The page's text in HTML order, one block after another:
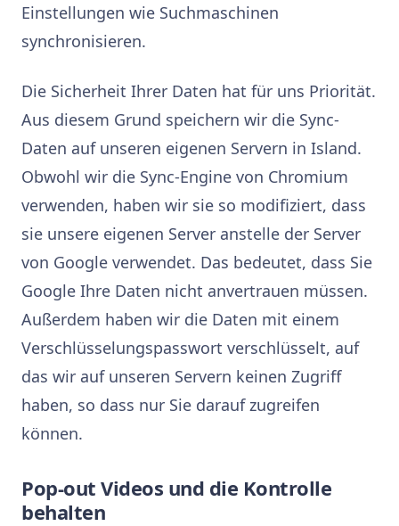
Einstellungen wie Suchmaschinen
synchronisieren.
Die Sicherheit Ihrer Daten hat für uns Priorität.
Aus diesem Grund speichern wir die Sync-
Daten auf unseren eigenen Servern in Island.
Obwohl wir die Sync-Engine von Chromium
verwenden, haben wir sie so modifiziert, dass
sie unsere eigenen Server anstelle der Server
von Google verwendet. Das bedeutet, dass Sie
Google Ihre Daten nicht anvertrauen müssen.
Außerdem haben wir die Daten mit einem
Verschlüsselungspasswort verschlüsselt, auf
das wir auf unseren Servern keinen Zugriff
haben, so dass nur Sie darauf zugreifen
können.
Pop-out Videos und die Kontrolle
behalten